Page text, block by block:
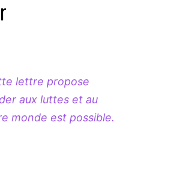
lettre propose
aux luttes et au
monde est possible.